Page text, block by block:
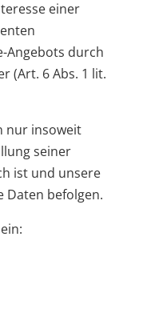
einer
Angebots durch
(Art. 6 Abs. 1 lit.
nur insoweit
seiner
ist und unsere
Daten befolgen.